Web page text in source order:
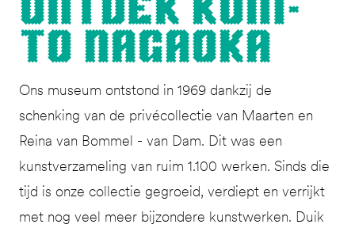
to Nagaoka
Ons museum ontstond in 1969 dankzij de
schenking van de privécollectie van Maarten en
Reina van Bommel - van Dam. Dit was een
kunstverzameling van ruim 1.100 werken. Sinds die
tijd is onze collectie gegroeid, verdiept en verrijkt
met nog veel meer bijzondere kunstwerken. Duik